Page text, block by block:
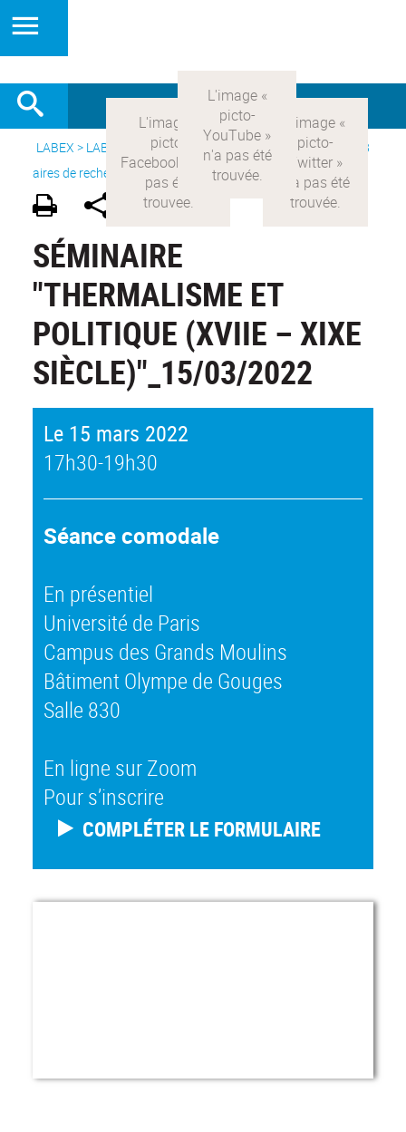
LABEX > LABEX COMOD> Version française > Recherche >
8
aires de recherche> Modernités britanniques
SÉMINAIRE
"THERMALISME ET
POLITIQUE (XVIIE – XIXE
SIÈCLE)"_15/03/2022
Le 15 mars 2022
17h30-19h30
Séance comodale
En présentiel
Université de Paris
Campus des Grands Moulins
Bâtiment Olympe de Gouges
Salle 830
En ligne sur Zoom
Pour s’inscrire
COMPLÉTER LE FORMULAIRE